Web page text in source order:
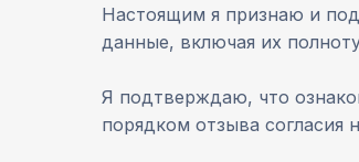
Настоящим я признаю и
данные, включая их
Я подтверждаю, что
порядком отзыва согласия